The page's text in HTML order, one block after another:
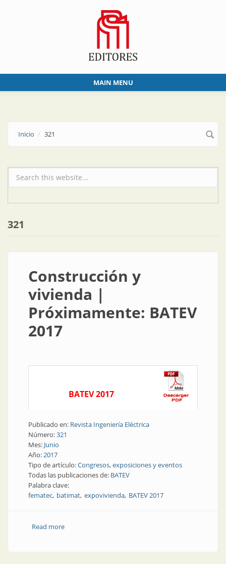
MAIN MENU
Inicio 321
Formulario de búsqueda
321
Construcción y
vivienda |
Próximamente: BATEV
2017
BATEV 2017
Publicado en: Revista Ingeniería Eléctrica
Número:321
Mes: Junio
Año:2017
Tipo de artículo:Congresos, exposiciones y eventos
Todas las publicaciones de: BATEV
Palabra clave:
fematec batimat expovivienda BATEV 2017
Read moreabout Construcción y vivienda | Próximamente: